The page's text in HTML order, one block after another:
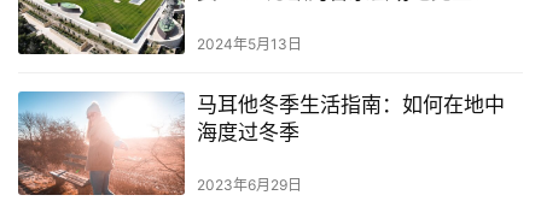
2024年5月13日
马耳他冬季生活指南：如何在地中
海度过冬季
2023年6月29日